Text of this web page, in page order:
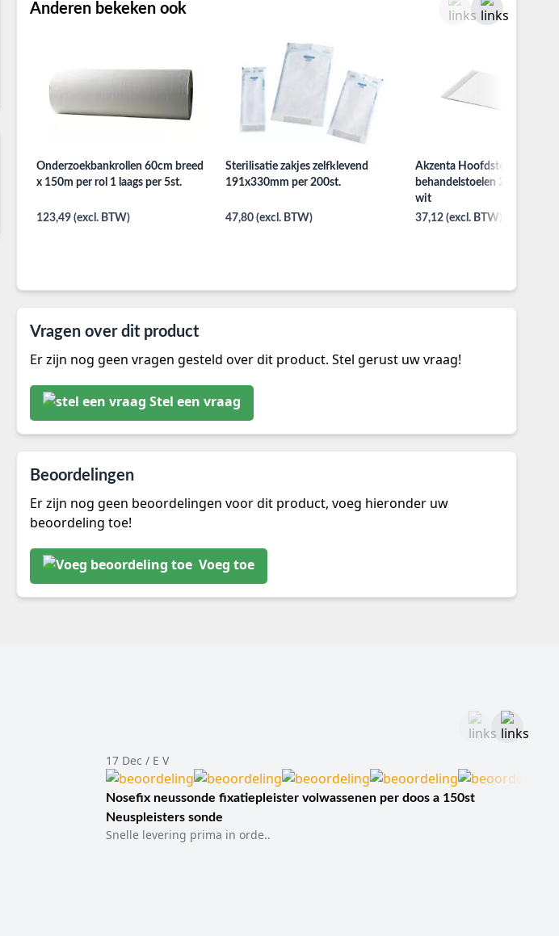
Anderen bekeken ook
Onderzoekbankrollen 60cm breed
x 150m per rol 1 laags per 5st.
123,49 (excl. BTW)
Sterilisatie zakjes zelfklevend
191x330mm per 200st.
47,80 (excl. BTW)
Akzenta Hoofdsteunzakken
behandelstoelen 25x25cm
wit
37,12 (excl. BTW)
Vragen over dit product
Er zijn nog geen vragen gesteld over dit product. Stel gerust uw vraag!
Stel een vraag
Beoordelingen
Er zijn nog geen beoordelingen voor dit product, voeg hieronder uw
beoordeling toe!
Voeg toe
17 Dec / E V
Nosefix neussonde fixatiepleister volwassenen per doos a 150st
Neuspleisters sonde
Snelle levering prima in orde..